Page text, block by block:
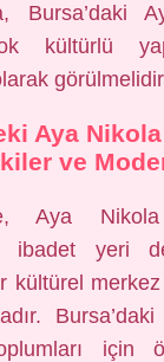
Bursa’daki
kültürlü
Aya
ve
Aya
ibadet yeri
kültürel
için